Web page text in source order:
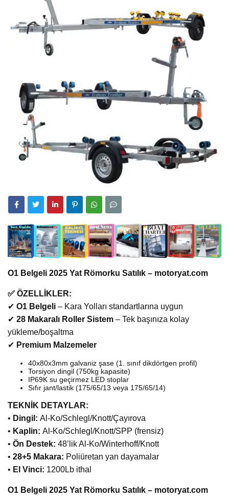
O1 Belgeli 2025 Yat Römorku Satılık – motoryat.com
✅ ÖZELLİKLER:
✔ O1 Belgeli – Kara Yolları standartlarına uygun
✔ 28 Makaralı Roller Sistem – Tek başınıza kolay
yükleme/boşaltma
✔ Premium Malzemeler
40x80x3mm galvaniz şase (1. sınıf dikdörtgen profil)
Torsiyon dingil (750kg kapasite)
IP69K su geçirmez LED stoplar
Sıfır jant/lastik (175/65/13 veya 175/65/14)
TEKNİK DETAYLAR:
• Dingil: Al-Ko/Schlegl/Knott/Çayırova
• Kaplin: Al-Ko/Schlegl/Knott/SPP (frensiz)
• Ön Destek: 48’lik Al-Ko/Winterhoff/Knott
• 28+5 Makara: Poliüretan yan dayamalar
• El Vinci: 1200Lb ithal
O1 Belgeli 2025 Yat Römorku Satılık – motoryat.com